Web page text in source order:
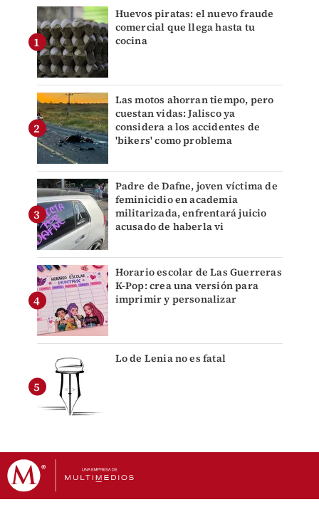
Huevos piratas: el nuevo fraude
comercial que llega hasta tu
cocina
Las motos ahorran tiempo, pero
cuestan vidas: Jalisco ya
considera a los accidentes de
'bikers' como problema
Padre de Dafne, joven víctima de
feminicidio en academia
militarizada, enfrentará juicio
acusado de haberla vi
Horario escolar de Las Guerreras
K-Pop: crea una versión para
imprimir y personalizar
Lo de Lenia no es fatal